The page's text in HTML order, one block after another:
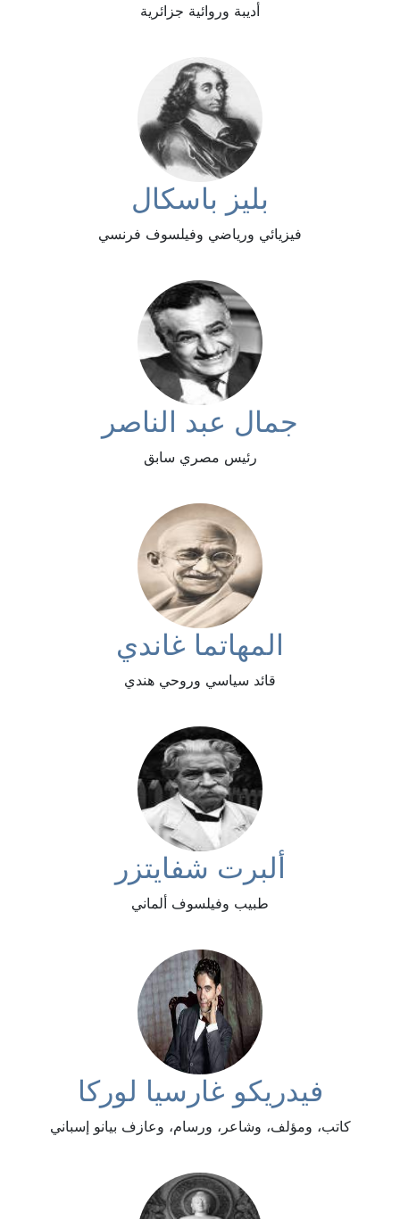
أديبة وروائية جزائرية
بليز باسكال
فيزيائي ورياضي وفيلسوف فرنسي
جمال عبد الناصر
رئيس مصري سابق
المهاتما غاندي
قائد سياسي وروحي هندي
ألبرت شفايتزر
طبيب وفيلسوف ألماني
فيدريكو غارسيا لوركا
كاتب، ومؤلف، وشاعر، ورسام، وعازف بيانو إسباني